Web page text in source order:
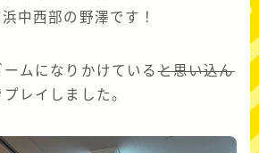
中西部の野澤です！
ムになりかけていると思い込ん
レイしました。